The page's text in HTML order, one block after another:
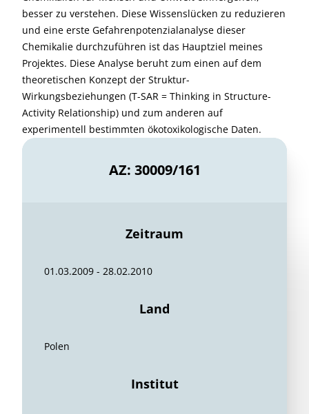
besser zu verstehen. Diese Wissenslücken zu reduzieren
und eine erste Gefahrenpotenzialanalyse dieser
Chemikalie durchzuführen ist das Hauptziel meines
Projektes. Diese Analyse beruht zum einen auf dem
theoretischen Konzept der Struktur-
Wirkungsbeziehungen (T-SAR = Thinking in Structure-
Activity Relationship) und zum anderen auf
experimentell bestimmten ökotoxikologische Daten.
AZ: 30009/161
Zeitraum
01.03.2009 - 28.02.2010
Land
Polen
Institut